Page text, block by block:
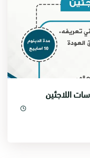
اللاجئين